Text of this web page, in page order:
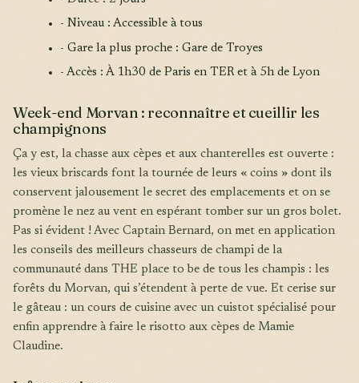
- Niveau : Accessible à tous
- Gare la plus proche : Gare de Troyes
- Accès : À 1h30 de Paris en TER et à 5h de Lyon
Week-end Morvan : reconnaître et cueillir les
champignons
Ça y est, la chasse aux cèpes et aux chanterelles est ouverte :
les vieux briscards font la tournée de leurs « coins » dont ils
conservent jalousement le secret des emplacements et on se
promène le nez au vent en espérant tomber sur un gros bolet.
Pas si évident ! Avec Captain Bernard, on met en application
les conseils des meilleurs chasseurs de champi de la
communauté dans THE place to be de tous les champis : les
forêts du Morvan, qui s’étendent à perte de vue. Et cerise sur
le gâteau : un cours de cuisine avec un cuistot spécialisé pour
enfin apprendre à faire le risotto aux cèpes de Mamie
Claudine.